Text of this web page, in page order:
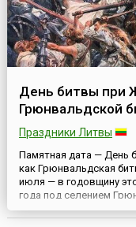
День битвы при
Грюнвальдской
Праздники Литвы
Памятная дата — День
как Грюнвальдская
июля — в годовщину
года под селением
Восточной Пруссии
разгромило рыцарей